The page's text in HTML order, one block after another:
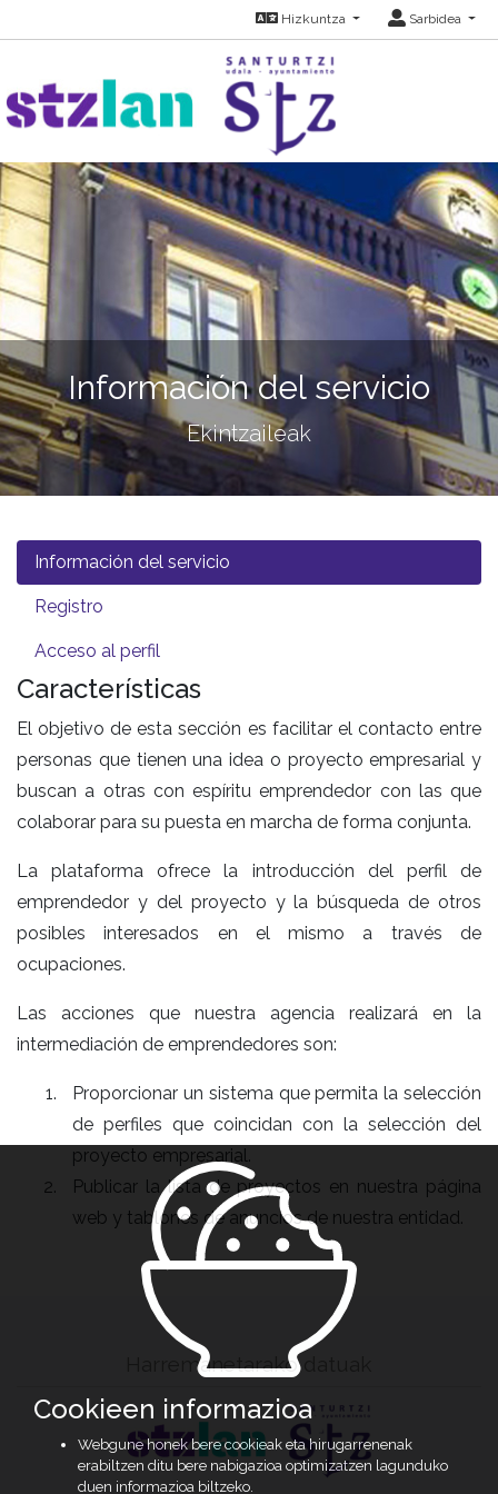
Hizkuntza Sarbidea
Información del servicio
Ekintzaileak
Información del servicio
Registro
Acceso al perfil
Características
El objetivo de esta sección es facilitar el contacto entre
personas que tienen una idea o proyecto empresarial y
buscan a otras con espíritu emprendedor con las que
colaborar para su puesta en marcha de forma conjunta.
La plataforma ofrece la introducción del perfil de
emprendedor y del proyecto y la búsqueda de otros
posibles interesados en el mismo a través de
ocupaciones.
Las acciones que nuestra agencia realizará en la
intermediación de emprendedores son:
Proporcionar un sistema que permita la selección
de perfiles que coincidan con la selección del
proyecto empresarial.
Publicar la lista de proyectos en nuestra página
web y tablones de anuncios de nuestra entidad.
Harremanetarako datuak
Cookieen informazioa
Webgune honek bere cookieak eta hirugarrenenak
erabiltzen ditu bere nabigazioa optimizatzen lagunduko
duen informazioa biltzeko.